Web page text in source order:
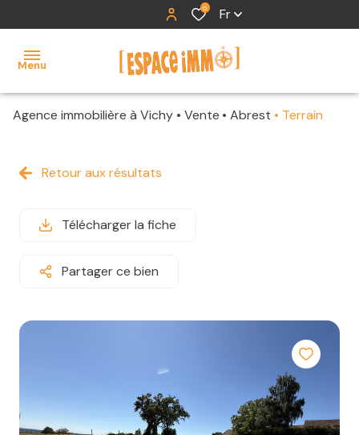
0 Fr
Menu
ventes
contact
Agence immobilière à Vichy Vente Abrest Terrain
Retour aux résultats
Télécharger la fiche
Partager ce bien